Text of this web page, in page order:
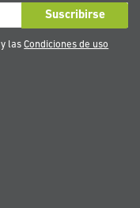
Suscribirse
y lasCondiciones de uso